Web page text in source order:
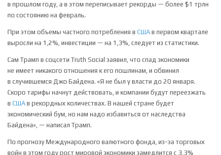
в прошлом году, а в этом переписывает рекорды — более $1 трлн
по состоянию на февраль.
При этом объемы частного потребления в США в первом квартале
выросли на 1,2%, инвестиции — на 1,3%, следует из статистики.
Сам Трамп в соцсети Truth Social заявил, что спад экономики
не имеет никакого отношения к его пошлинам, и обвинил
в случившемся Джо Байдена. «Я не был у власти до 20 января.
Скоро тарифы начнут действовать, и компании будут переезжать
в США в рекордных количествах. В нашей стране будет
экономический бум, но нам надо избавиться от наследства
Байдена», — написал Трамп.
По прогнозу Международного валютного фонда, из-за торговых
войн в этом году рост мировой экономики замедлится с 3,3%